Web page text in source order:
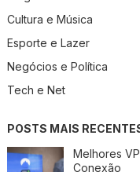
Cultura e Música
Esporte e Lazer
Negócios e Política
Tech e Net
POSTS MAIS
Melhores
Conexão